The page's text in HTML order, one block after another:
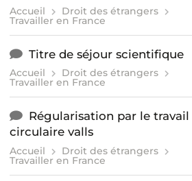
Accueil Droit des étrangers
Travailler en France
Titre de séjour scientifique
Accueil Droit des étrangers
Travailler en France
Régularisation par le travail
circulaire valls
Accueil Droit des étrangers
Travailler en France